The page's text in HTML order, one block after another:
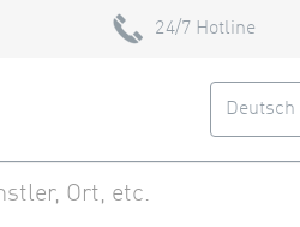
24/7 Hotline
Deutsch